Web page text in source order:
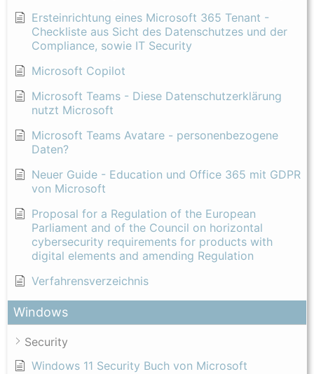
Ersteinrichtung eines Microsoft 365 Tenant -
Checkliste aus Sicht des Datenschutzes und der
Compliance, sowie IT Security
Microsoft Copilot
Microsoft Teams - Diese Datenschutzerklärung
nutzt Microsoft
Microsoft Teams Avatare - personenbezogene
Daten?
Neuer Guide - Education und Office 365 mit GDPR
von Microsoft
Proposal for a Regulation of the European
Parliament and of the Council on horizontal
cybersecurity requirements for products with
digital elements and amending Regulation
Verfahrensverzeichnis
Windows
Security
Windows 11 Security Buch von Microsoft